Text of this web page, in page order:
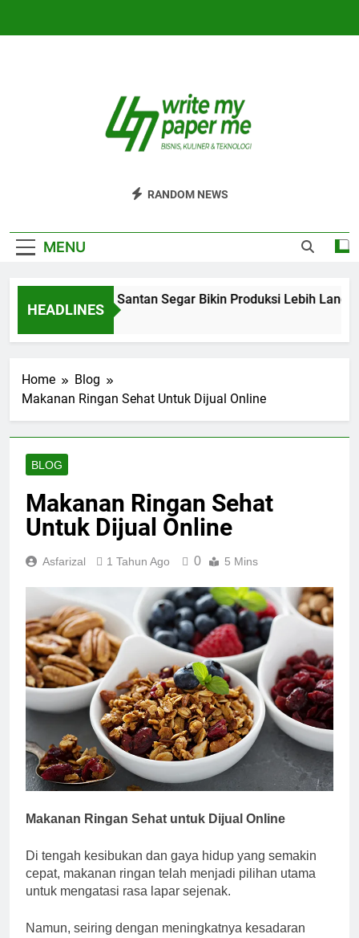
Bisnis, Kuliner, Teknologi
RANDOM NEWS
MENU
HEADLINES
Efisiensi Usaha Santan Segar Bikin Produksi Lebih Lancar
3 Hari Ago
Home
Blog
Makanan Ringan Sehat Untuk Dijual Online
BLOG
Makanan Ringan Sehat
Untuk Dijual Online
Asfarizal 1 Tahun Ago 0 5 Mins
Makanan Ringan Sehat untuk Dijual Online
Di tengah kesibukan dan gaya hidup yang semakin
cepat, makanan ringan telah menjadi pilihan utama
untuk mengatasi rasa lapar sejenak.
Namun, seiring dengan meningkatnya kesadaran